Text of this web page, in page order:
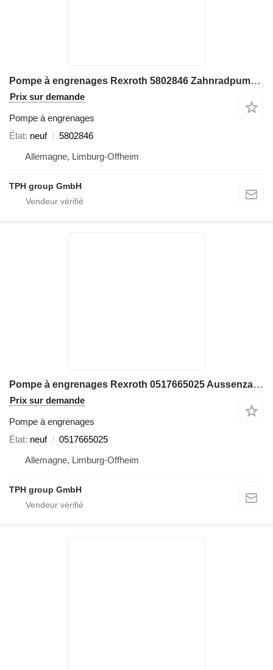
Pompe à engrenages Rexroth 5802846 Zahnradpumpe, Bomag pour matériel de TP BOMAG
Prix sur demande
Pompe à engrenages
État neuf
5802846
Allemagne, Limburg-Offheim
TPH group GmbH
Pompe à engrenages Rexroth 0517665025 Aussenzahnradpumpe AZPSF-22-019/011 pour matériel de TP
Prix sur demande
Pompe à engrenages
État neuf
0517665025
Allemagne, Limburg-Offheim
TPH group GmbH